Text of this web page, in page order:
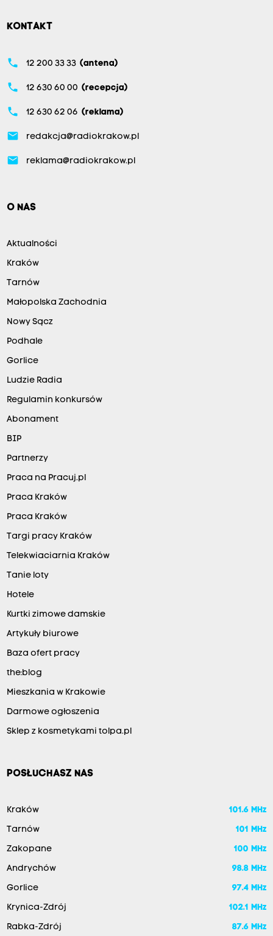
KONTAKT
phone 12 200 33 33 (antena)
phone 12 630 60 00 (recepcja)
phone 12 630 62 06 (reklama)
email redakcja@radiokrakow.pl
email reklama@radiokrakow.pl
O NAS
Aktualności
Kraków
Tarnów
Małopolska Zachodnia
Nowy Sącz
Podhale
Gorlice
Ludzie Radia
Regulamin konkursów
Abonament
BIP
Partnerzy
Praca na Pracuj.pl
Praca Kraków
Praca Kraków
Targi pracy Kraków
Telekwiaciarnia Kraków
Tanie loty
Hotele
Kurtki zimowe damskie
Artykuły biurowe
Baza ofert pracy
the:blog
Mieszkania w Krakowie
Darmowe ogłoszenia
Sklep z kosmetykami tolpa.pl
POSŁUCHASZ NAS
Kraków 101.6 MHz
Tarnów 101 MHz
Zakopane 100 MHz
Andrychów 98.8 MHz
Gorlice 97.4 MHz
Krynica-Zdrój 102.1 MHz
Rabka-Zdrój 87.6 MHz